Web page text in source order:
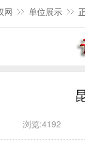
网 单位展示
浏览:4192